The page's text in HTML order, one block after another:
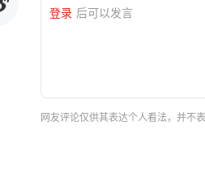
登录 后可以发言
网友评论仅供其表达个人看法，并不